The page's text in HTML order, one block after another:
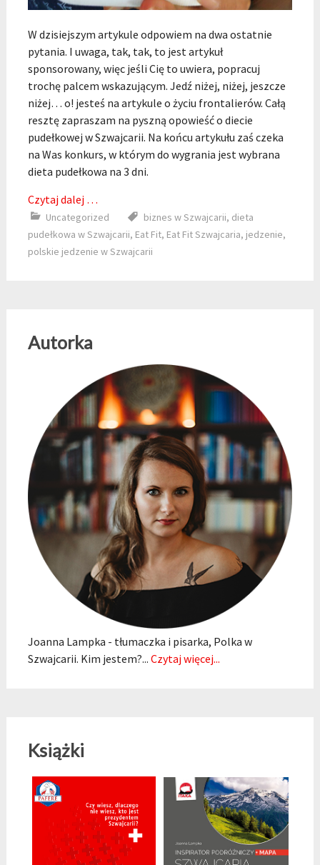
W dzisiejszym artykule odpowiem na dwa ostatnie
pytania. I uwaga, tak, tak, to jest artykuł
sponsorowany, więc jeśli Cię to uwiera, popracuj
trochę palcem wskazującym. Jedź niżej, niżej, jeszcze
niżej… o! jesteś na artykule o życiu frontalierów. Całą
resztę zapraszam na pyszną opowieść o diecie
pudełkowej w Szwajcarii. Na końcu artykułu zaś czeka
na Was konkurs, w którym do wygrania jest wybrana
dieta pudełkowa na 3 dni.
Czytaj dalej …
Uncategorized biznes w Szwajcarii, dieta
pudełkowa w Szwajcarii, Eat Fit, Eat Fit Szwajcaria, jedzenie,
polskie jedzenie w Szwajcarii
Autorka
Joanna Lampka - tłumaczka i pisarka, Polka w
Szwajcarii. Kim jestem?... Czytaj więcej...
Książki